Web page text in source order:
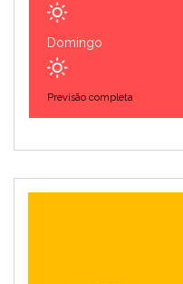
Domingo
Previsão completa